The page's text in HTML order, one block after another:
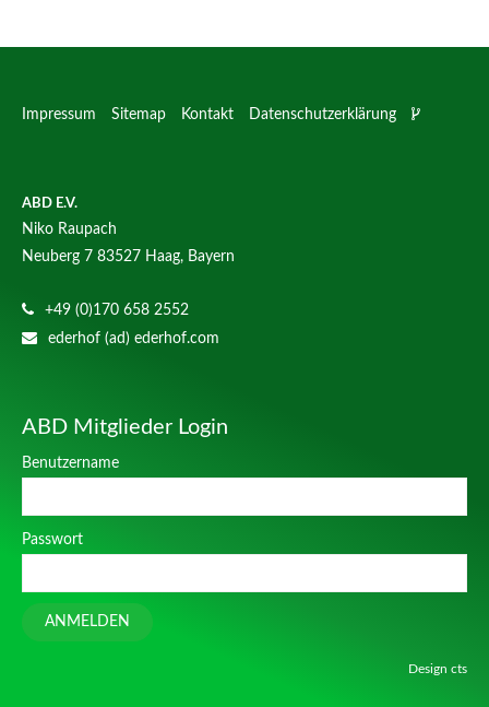
Impressum Sitemap Kontakt Datenschutzerklärung
ABD E.V.
Niko Raupach
Neuberg 7 83527 Haag, Bayern
+49 (0)170 658 2552
ederhof (ad) ederhof.com
ABD Mitglieder Login
Benutzername
Passwort
ANMELDEN
Design cts